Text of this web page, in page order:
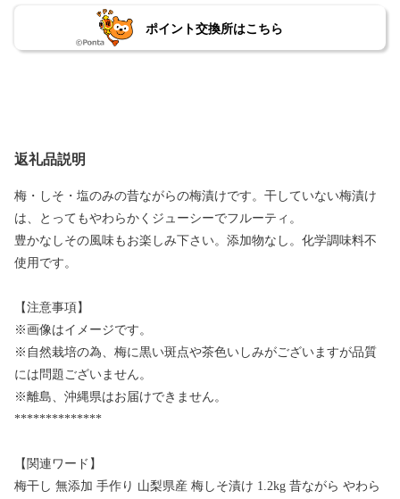
ポイント交換所はこちら
返礼品説明
梅・しそ・塩のみの昔ながらの梅漬けです。干していない梅漬け
は、とってもやわらかくジューシーでフルーティ。
豊かなしその風味もお楽しみ下さい。添加物なし。化学調味料不
使用です。
【注意事項】
※画像はイメージです。
※自然栽培の為、梅に黒い斑点や茶色いしみがございますが品質
には問題ございません。
※離島、沖縄県はお届けできません。
**************
【関連ワード】
梅干し 無添加 手作り 山梨県産 梅しそ漬け 1.2kg 昔ながら やわら